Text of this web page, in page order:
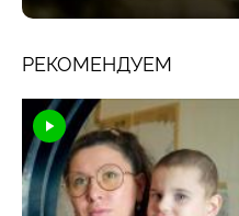
РЕКОМЕНДУЕМ